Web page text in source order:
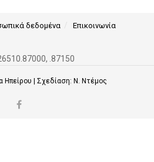
δεδομένα Επικοινωνία
.87150
Ηπείρου | Σχεδίαση: Ν. Ντέμος